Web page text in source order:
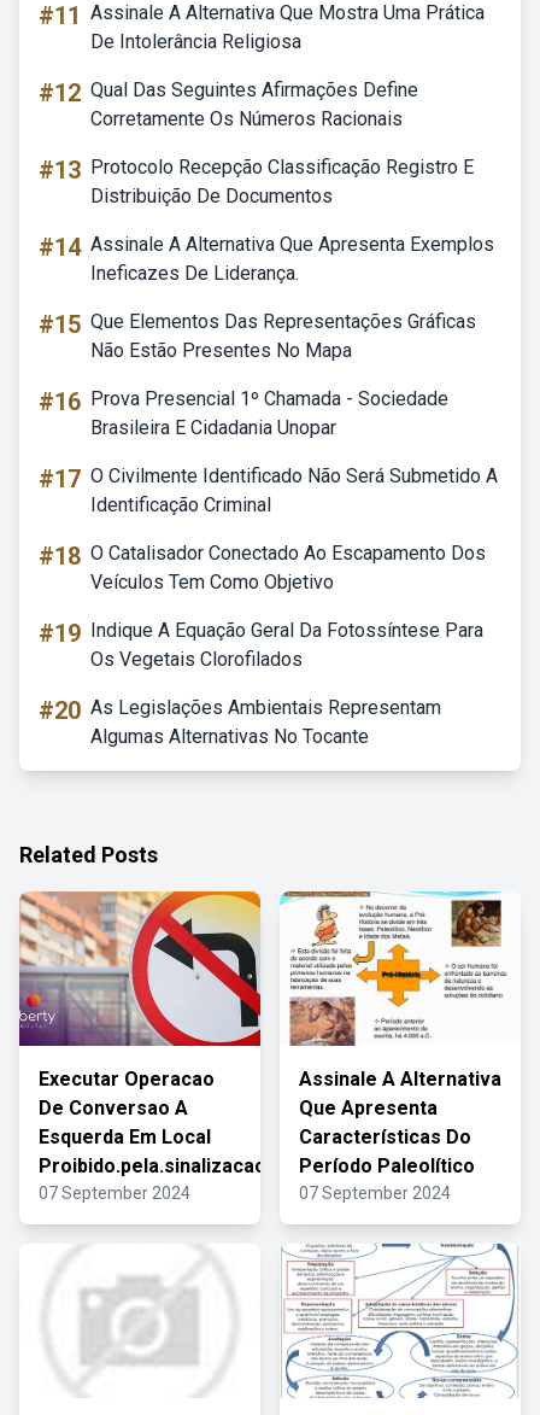
#11 Assinale A Alternativa Que Mostra Uma Prática
De Intolerância Religiosa
#12 Qual Das Seguintes Afirmações Define
Corretamente Os Números Racionais
#13 Protocolo Recepção Classificação Registro E
Distribuição De Documentos
#14 Assinale A Alternativa Que Apresenta Exemplos
Ineficazes De Liderança.
#15 Que Elementos Das Representações Gráficas
Não Estão Presentes No Mapa
#16 Prova Presencial 1º Chamada - Sociedade
Brasileira E Cidadania Unopar
#17 O Civilmente Identificado Não Será Submetido A
Identificação Criminal
#18 O Catalisador Conectado Ao Escapamento Dos
Veículos Tem Como Objetivo
#19 Indique A Equação Geral Da Fotossíntese Para
Os Vegetais Clorofilados
#20 As Legislações Ambientais Representam
Algumas Alternativas No Tocante
Related Posts
Executar Operacao
De Conversao A
Esquerda Em Local
Proibido.pela.sinalizacao
07 September 2024
Assinale A Alternativa
Que Apresenta
Características Do
Período Paleolítico
07 September 2024